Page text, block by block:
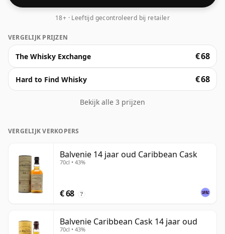
18+ · Leeftijd gecontroleerd bij retailer
VERGELIJK PRIJZEN
The Whisky Exchange € 68
Hard to Find Whisky € 68
Bekijk alle 3 prijzen
VERGELIJK VERKOPERS
Balvenie 14 jaar oud Caribbean Cask
70cl • 43%
€ 68 ?
Balvenie Caribbean Cask 14 jaar oud
70cl • 43%